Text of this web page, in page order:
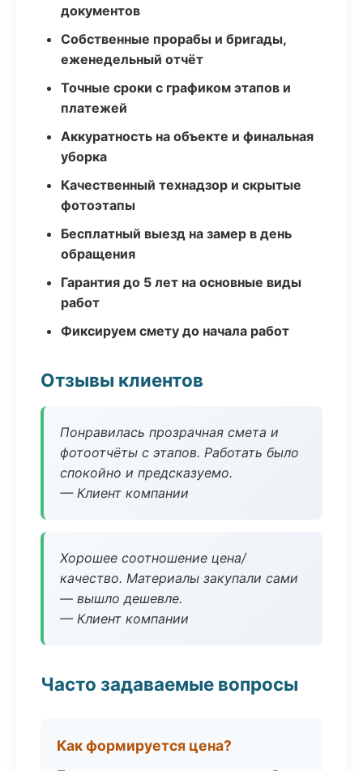
документов
Собственные прорабы и бригады,
еженедельный отчёт
Точные сроки с графиком этапов и
платежей
Аккуратность на объекте и финальная
уборка
Качественный технадзор и скрытые
фотоэтапы
Бесплатный выезд на замер в день
обращения
Гарантия до 5 лет на основные виды
работ
Фиксируем смету до начала работ
Отзывы клиентов
Понравилась прозрачная смета и
фотоотчёты с этапов. Работать было
спокойно и предсказуемо.
— Клиент компании
Хорошее соотношение цена/
качество. Материалы закупали сами
— вышло дешевле.
— Клиент компании
Часто задаваемые вопросы
Как формируется цена?